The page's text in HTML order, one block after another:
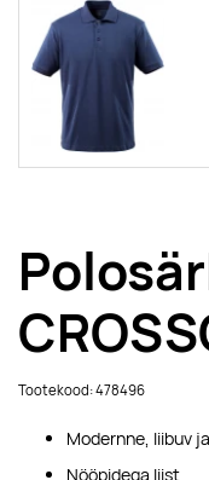
Tootekood: 478496
Modernne, liibuv
Nööpidega liist